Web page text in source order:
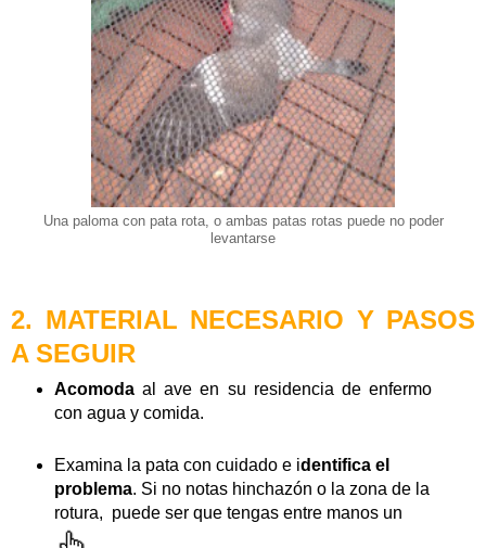
Una paloma con pata rota, o ambas patas rotas puede no poder
levantarse
2. MATERIAL NECESARIO Y PASOS
A SEGUIR
Acomodaal ave en su residencia de enfermo
con agua y comida.
Examina la pata con cuidado e identifica el
problema. Si no notas hinchazón o la zona de la
rotura, puede ser que tengas entre manos un